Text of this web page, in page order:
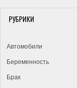
РУБРИКИ
Автомобили
Беременность
Брак